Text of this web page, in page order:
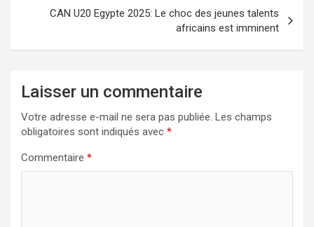
CAN U20 Egypte 2025: Le choc des jeunes talents
africains est imminent
Laisser un commentaire
Votre adresse e-mail ne sera pas publiée. Les champs
obligatoires sont indiqués avec *
Commentaire *